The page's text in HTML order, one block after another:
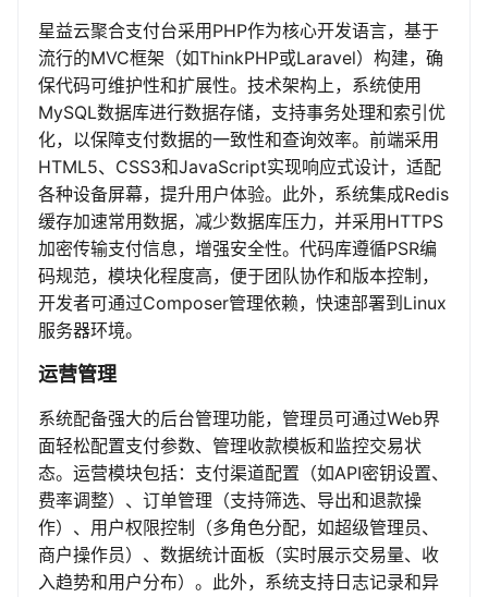
星益云聚合支付台采用PHP作为核心开发语言，基于
流行的MVC框架（如ThinkPHP或Laravel）构建，确
保代码可维护性和扩展性。技术架构上，系统使用
MySQL数据库进行数据存储，支持事务处理和索引优
化，以保障支付数据的一致性和查询效率。前端采用
HTML5、CSS3和JavaScript实现响应式设计，适配
各种设备屏幕，提升用户体验。此外，系统集成Redis
缓存加速常用数据，减少数据库压力，并采用HTTPS
加密传输支付信息，增强安全性。代码库遵循PSR编
码规范，模块化程度高，便于团队协作和版本控制，
开发者可通过Composer管理依赖，快速部署到Linux
服务器环境。
运营管理
系统配备强大的后台管理功能，管理员可通过Web界
面轻松配置支付参数、管理收款模板和监控交易状
态。运营模块包括：支付渠道配置（如API密钥设置、
费率调整）、订单管理（支持筛选、导出和退款操
作）、用户权限控制（多角色分配，如超级管理员、
商户操作员）、数据统计面板（实时展示交易量、收
入趋势和用户分布）。此外，系统支持日志记录和异